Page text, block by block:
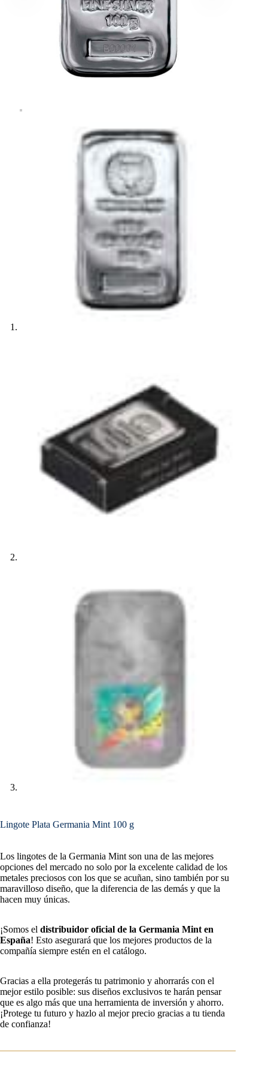
Lingote Plata Germania Mint 100 g
Los lingotes de la Germania Mint son una de las mejores
opciones del mercado no solo por la excelente calidad de los
metales preciosos con los que se acuñan, sino también por su
maravilloso diseño, que la diferencia de las demás y que la
hacen muy únicas.
¡Somos el distribuidor oficial de la Germania Mint en
España! Esto asegurará que los mejores productos de la
compañía siempre estén en el catálogo.
Gracias a ella protegerás tu patrimonio y ahorrarás con el
mejor estilo posible: sus diseños exclusivos te harán pensar
que es algo más que una herramienta de inversión y ahorro.
¡Protege tu futuro y hazlo al mejor precio gracias a tu tienda
de confianza!